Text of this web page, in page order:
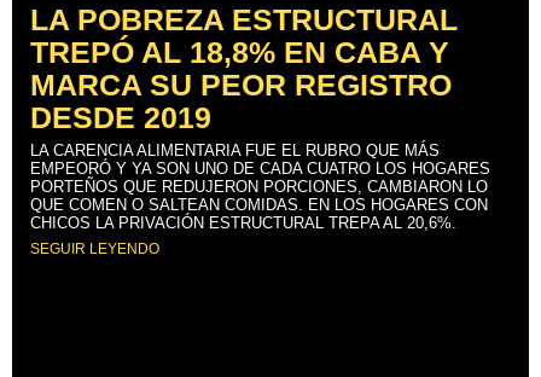
LA POBREZA ESTRUCTURAL
TREPÓ AL 18,8% EN CABA Y
MARCA SU PEOR REGISTRO
DESDE 2019
LA CARENCIA ALIMENTARIA FUE EL RUBRO QUE MÁS
EMPEORÓ Y YA SON UNO DE CADA CUATRO LOS HOGARES
PORTEÑOS QUE REDUJERON PORCIONES, CAMBIARON LO
QUE COMEN O SALTEAN COMIDAS. EN LOS HOGARES CON
CHICOS LA PRIVACIÓN ESTRUCTURAL TREPA AL 20,6%.
SEGUIR LEYENDO